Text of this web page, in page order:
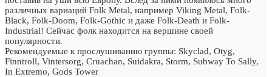
различных вариаций Folk Metal, например Viking Metal, Folk-
Black, Folk-Doom, Folk-Gothic и даже Folk-Death и Folk-
Industrial! Сейчас фолк находится на вершине своей
популярности.
Рекомендуемые к прослушиванию группы: Skyclad, Otyg,
Finntroll, Vintersorg, Cruachan, Suidakra, Storm, Subway To Sally,
In Extremo, Gods Tower